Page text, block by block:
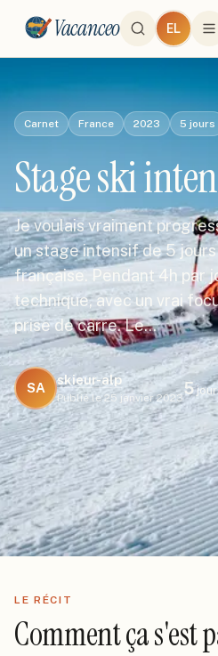
Vacanceo EL
Carnet France 2023 5 jours
Stage ski
Je voulais vraiment
un stage intensif de 5
française. Pendant 4h par
technique, avec un vrai
prise de carre. Le…
SA
skieur-alp
Publié le 25 janvier 2023
5
LE RÉCIT
Comment ça s'est